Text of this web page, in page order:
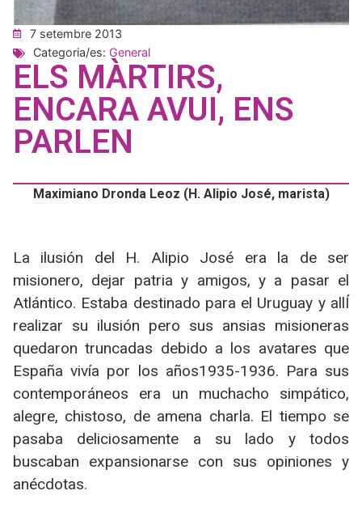
7 setembre 2013
Categoria/es: General
ELS MÀRTIRS,
ENCARA AVUI, ENS
PARLEN
Maximiano Dronda Leoz (H. Alipio José, marista)
La ilusión del H. Alipio José era la de ser
misionero, dejar patria y amigos, y a pasar el
Atlántico. Estaba destinado para el Uruguay y allÍ
realizar su ilusión pero sus ansias misioneras
quedaron truncadas debido a los avatares que
España vivía por los años1935-1936. Para sus
contemporáneos era un muchacho simpático,
alegre, chistoso, de amena charla. El tiempo se
pasaba deliciosamente a su lado y todos
buscaban expansionarse con sus opiniones y
anécdotas.